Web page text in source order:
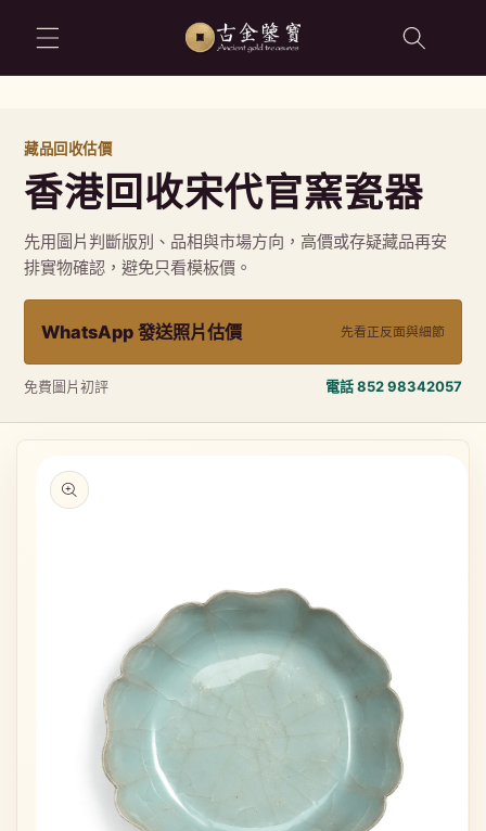
跳至內容
藏品回收估價
香港回收宋代官窯瓷器
先用圖片判斷版別、品相與市場方向，高價或存疑藏品再安
排實物確認，避免只看模板價。
WhatsApp 發送照片估價 先看正反面與細節
免費圖片初評 電話 852 98342057
資訊